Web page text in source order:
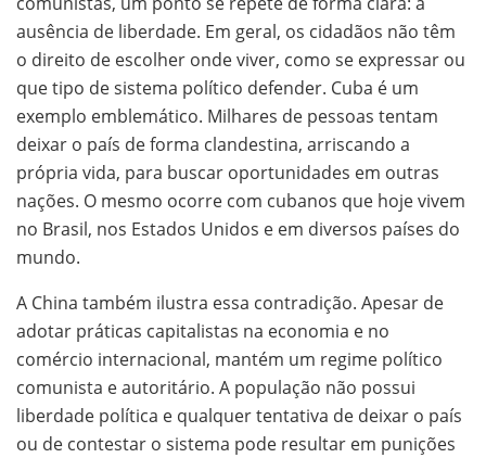
ausência de liberdade. Em geral, os cidadãos não têm
o direito de escolher onde viver, como se expressar ou
que tipo de sistema político defender. Cuba é um
exemplo emblemático. Milhares de pessoas tentam
deixar o país de forma clandestina, arriscando a
própria vida, para buscar oportunidades em outras
nações. O mesmo ocorre com cubanos que hoje vivem
no Brasil, nos Estados Unidos e em diversos países do
mundo.
A China também ilustra essa contradição. Apesar de
adotar práticas capitalistas na economia e no
comércio internacional, mantém um regime político
comunista e autoritário. A população não possui
liberdade política e qualquer tentativa de deixar o país
ou de contestar o sistema pode resultar em punições